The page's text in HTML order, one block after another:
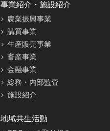
事業紹介・施設紹介
農業振興事業
購買事業
生産販売事業
畜産事業
金融事業
総務・内部監査
施設紹介
地域共生活動